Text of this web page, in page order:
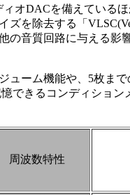
オDACを備えている
ズを除去する「
の音質回路に与える影
ューム機能や、5枚まで
できるコンディション
周波数特性